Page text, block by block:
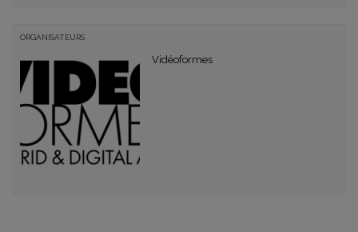
ORGANISATEURS
Vidéoformes